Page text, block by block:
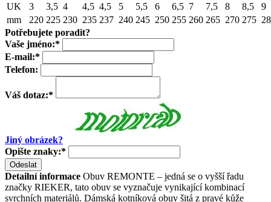
UK
3 3,5 4 4,5 4,5 5 5,5 6 6,5 7 7,5 8 8,5
9
mm
220 225 230 235 237 240 245 250 255 260 265 270 275
Potřebujete poradit?
Vaše jméno:*
E-mail:*
Telefon:
Váš dotaz:*
Jiný obrázek?
Opište znaky:*
Odeslat
Detailní informace Obuv REMONTE – jedná se o vyšší řadu
značky RIEKER, tato obuv se vyznačuje vynikající kombinací
svrchních materiálů. Dámská kotníková obuv šitá z pravé kůže